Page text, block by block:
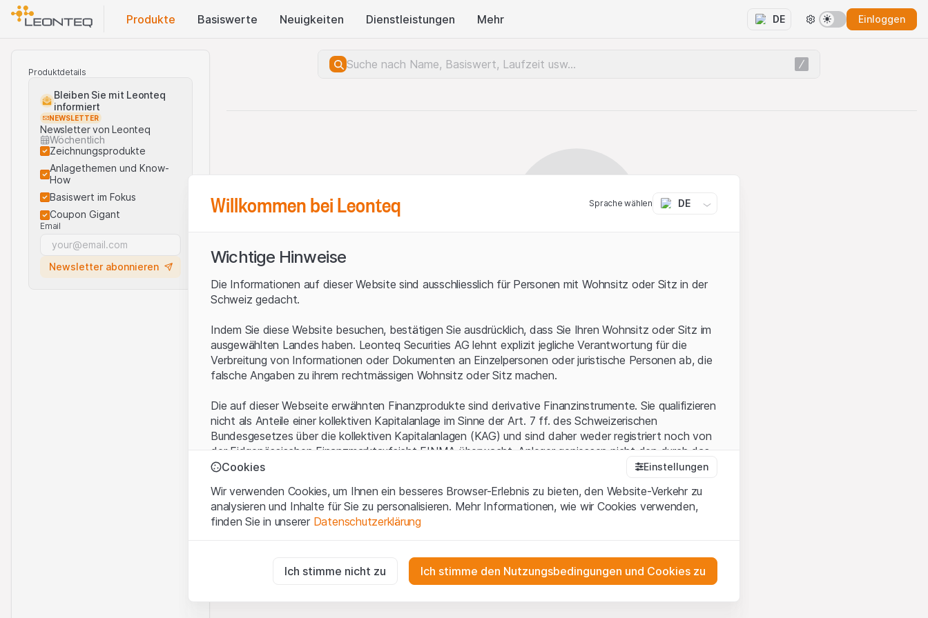
Produkte Basis​werte Neuigkeiten Dienstleistungen Mehr DE Einloggen
Produktdetails
Bleiben Sie mit Leonteq
informiert
NEWSLETTER
Newsletter von Leonteq
Wöchentlich
Zeichnungsprodukte
Anlagethemen und Know-
How
Basiswert im Fokus
Coupon Gigant
Email
Newsletter abonnieren
Willkommen bei Leonteq Sprache wählen DE
Wichtige Hinweise
Die Informationen auf dieser Website sind ausschliesslich für Personen mit Wohnsitz oder Sitz in der
Schweiz gedacht.
Indem Sie diese Website besuchen, bestätigen Sie ausdrücklich, dass Sie Ihren Wohnsitz oder Sitz im
ausgewählten Landes haben. Leonteq Securities AG lehnt explizit jegliche Verantwortung für die
Verbreitung von Informationen oder Dokumenten an Einzelpersonen oder juristische Personen ab, die
falsche Angaben zu ihrem rechtmässigen Wohnsitz oder Sitz machen.
Die auf dieser Webseite erwähnten Finanzprodukte sind derivative Finanzinstrumente. Sie qualifizieren
nicht als Anteile einer kollektiven Kapitalanlage im Sinne der Art. 7 ff. des Schweizerischen
Bundesgesetzes über die kollektiven Kapitalanlagen (KAG) und sind daher weder registriert noch von
der Eidgenössischen Finanzmarktaufsicht FINMA überwacht. Anleger geniessen nicht den durch das
KAG vermittelten spezifischen Anlegerschutz.
Anwendungsbedingungen und rechtliche Informationen
Mit dem Zugriff auf diese Website der Leonteq Securities AG (die "Website") erklären Sie, dass Sie die
rechtlichen Informationen und die wichtigen Hinweise und
Sämtliche Immaterialgüterrechte (wie z.B. Urheber¬, Design¬ und Markenrechte) an dem auf der
Cookies Einstellungen
Wir verwenden Cookies, um Ihnen ein besseres Browser-Erlebnis zu bieten, den Website-Verkehr zu
analysieren und Inhalte für Sie zu personalisieren. Mehr Informationen, wie wir Cookies verwenden,
finden Sie in unserer Datenschutzerklärung
Diese Cookies sind für die Website erforderlich und können nicht deaktiviert werden.
Ich stimme nicht zu Ich stimme den Nutzungsbedingungen und Cookies zu